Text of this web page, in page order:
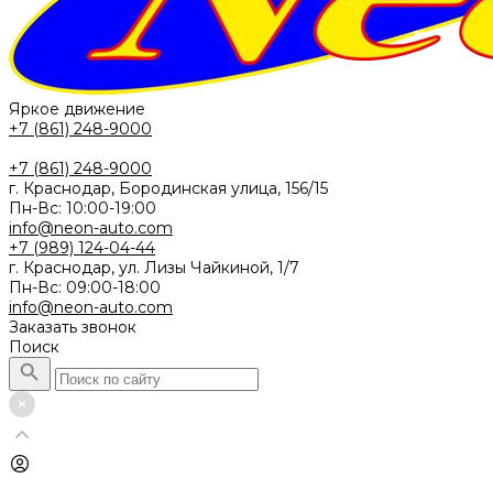
Яркое движение
+7 (861) 248-9000
+7 (861) 248-9000
г. Краснодар, Бородинская улица, 156/15
Пн-Вс: 10:00-19:00
info@neon-auto.com
+7 (989) 124-04-44
г. Краснодар, ул. Лизы Чайкиной, 1/7
Пн-Вс: 09:00-18:00
info@neon-auto.com
Заказать звонок
Поиск